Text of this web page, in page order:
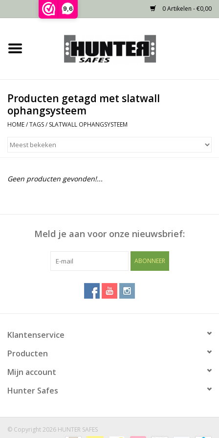
9,6 0 Artikelen - €0,00
Home
Gecertificeerd
Niet gecertificeerd
Recente projecten
Producten getagd met slatwall
ophangsysteem
HOME/TAGS/ SLATWALL OPHANGSYSTEEM
Geen producten gevonden!...
Meld je aan voor onze nieuwsbrief:
ABONNEER
Klantenservice
Producten
Mijn account
Hunter Safes
© Copyright 2026 HUNTER SAFES